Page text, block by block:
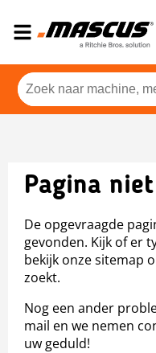
Pagina
De opgevraagde
gevonden. Kijk of er
bekijk onze sitemap
zoekt.
Nog een ander
mail en we nemen
uw geduld!